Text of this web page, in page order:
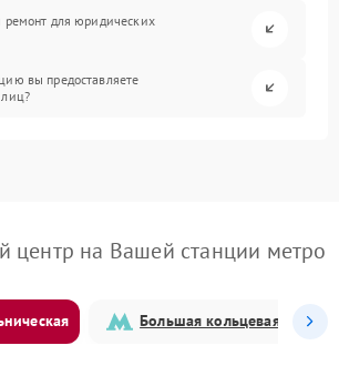
ремонт для юридических
вы предоставляете
центр на Вашей станции метро
Большая кольцевая